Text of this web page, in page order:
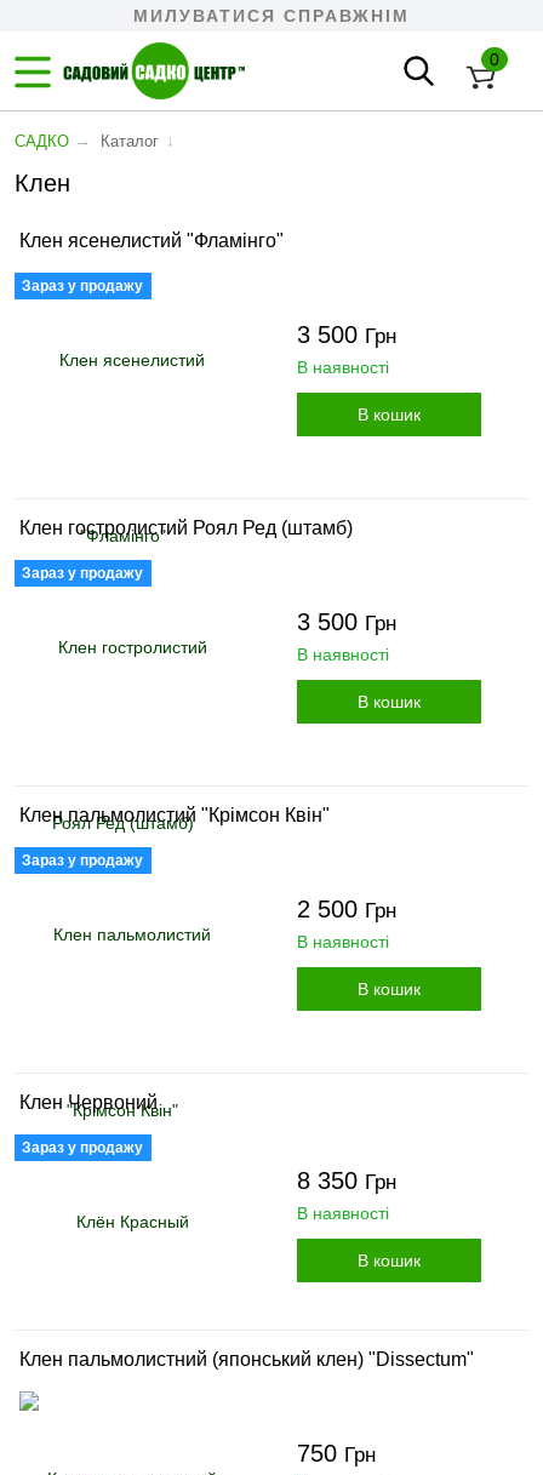
МИЛУВАТИСЯ СПРАВЖНІМ
0
САДКО → Каталог ↓
Клен
Клен ясенелистий "Фламінго"
Зараз у продажу
3 500 Грн
В наявності
В кошик
Клен гостролистий Роял Ред (штамб)
Зараз у продажу
3 500 Грн
В наявності
В кошик
Клен пальмолистий "Крімсон Квін"
Зараз у продажу
2 500 Грн
В наявності
В кошик
Клен Червоний
Зараз у продажу
8 350 Грн
В наявності
В кошик
Клен пальмолистний (японський клен) "Dissectum"
750 Грн